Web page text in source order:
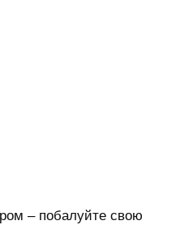
– побалуйте свою